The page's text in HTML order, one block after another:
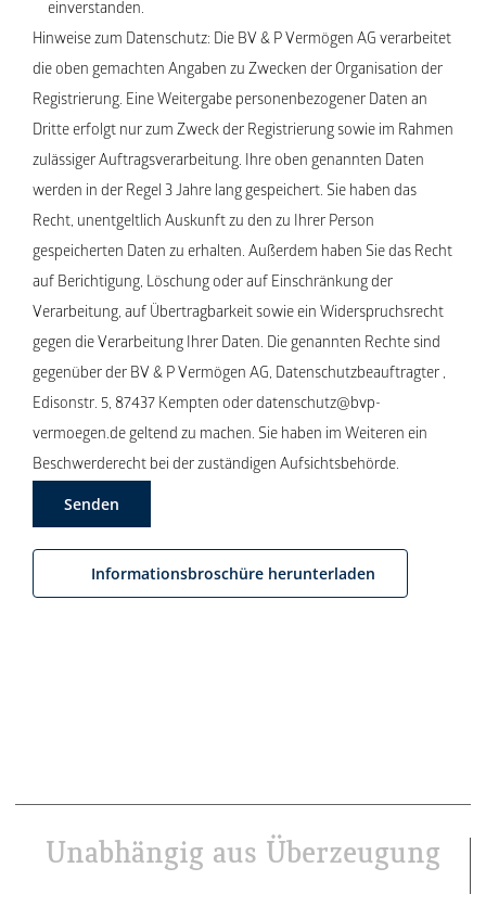
einverstanden.
Hinweise zum Datenschutz: Die BV & P Vermögen AG verarbeitet
die oben gemachten Angaben zu Zwecken der Organisation der
Registrierung. Eine Weitergabe personenbezogener Daten an
Dritte erfolgt nur zum Zweck der Registrierung sowie im Rahmen
zulässiger Auftragsverarbeitung. Ihre oben genannten Daten
werden in der Regel 3 Jahre lang gespeichert. Sie haben das
Recht, unentgeltlich Auskunft zu den zu Ihrer Person
gespeicherten Daten zu erhalten. Außerdem haben Sie das Recht
auf Berichtigung, Löschung oder auf Einschränkung der
Verarbeitung, auf Übertragbarkeit sowie ein Widerspruchsrecht
gegen die Verarbeitung Ihrer Daten. Die genannten Rechte sind
gegenüber der BV & P Vermögen AG, Datenschutzbeauftragter ,
Edisonstr. 5, 87437 Kempten oder datenschutz@bvp-
vermoegen.de geltend zu machen. Sie haben im Weiteren ein
Beschwerderecht bei der zuständigen Aufsichtsbehörde.
Informationsbroschüre herunterladen
Unabhängig aus Überzeugung